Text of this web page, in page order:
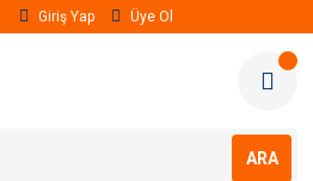
Giriş Yap Üye Ol
ARA